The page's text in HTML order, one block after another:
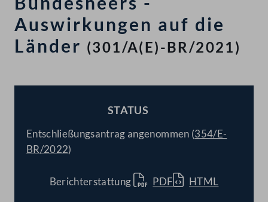
Auswirkungen auf die
Länder (301/A(E)-BR/2021)
STATUS
Entschließungsantrag angenommen (354/E-
BR/2022)
Berichterstattung PDF HTML